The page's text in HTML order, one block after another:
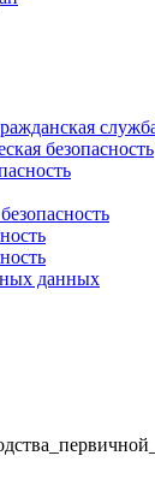
безопасность
данных